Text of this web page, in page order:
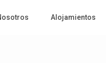
Alojamientos